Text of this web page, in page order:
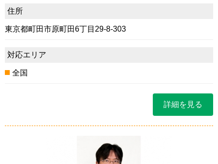
住所
東京都町田市原町田6丁目29-8-303
対応エリア
全国
詳細を見る